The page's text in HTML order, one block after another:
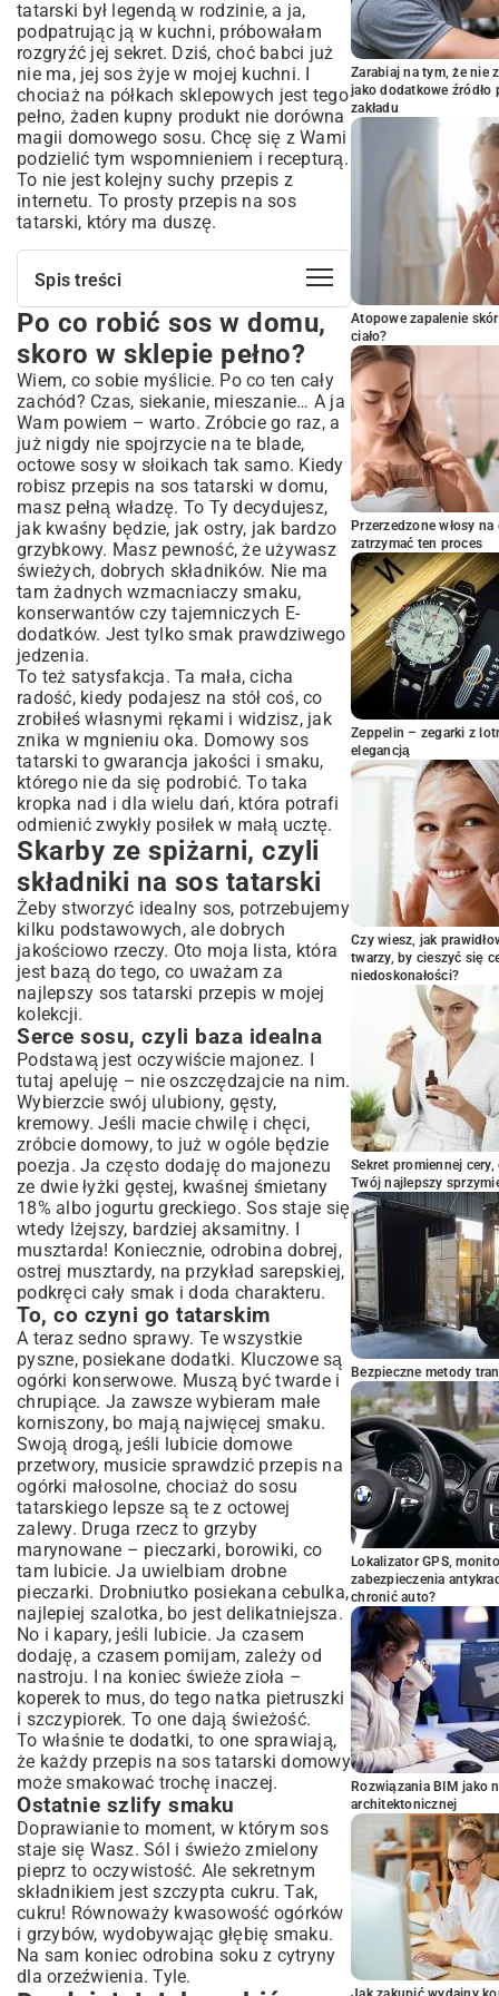
tatarski był legendą w rodzinie, a ja,
podpatrując ją w kuchni, próbowałam
rozgryźć jej sekret. Dziś, choć babci już
nie ma, jej sos żyje w mojej kuchni. I
chociaż na półkach sklepowych jest tego
pełno, żaden kupny produkt nie dorówna
magii domowego sosu. Chcę się z Wami
podzielić tym wspomnieniem i recepturą.
To nie jest kolejny suchy przepis z
internetu. To prosty przepis na sos
tatarski, który ma duszę.
Spis treści
Po co robić sos w domu, skoro w sklepie
pełno?
Skarby ze spiżarni, czyli składniki na sos
tatarski
Serce sosu, czyli baza idealna
To, co czyni go tatarskim
Ostatnie szlify smaku
Do dzieła! Jak zrobić sos tatarski krok
po kroku
Sos tatarski na Twoją modłę
Z czym to się je? Moje ulubione
połączenia
Kilka praktycznych rad i pytań
Teraz Twoja kolej!
Po co robić sos w domu,
skoro w sklepie pełno?
Wiem, co sobie myślicie. Po co ten cały
zachód? Czas, siekanie, mieszanie… A ja
Wam powiem – warto. Zróbcie go raz, a
już nigdy nie spojrzycie na te blade,
octowe sosy w słoikach tak samo. Kiedy
robisz przepis na sos tatarski w domu,
masz pełną władzę. To Ty decydujesz,
jak kwaśny będzie, jak ostry, jak bardzo
grzybkowy. Masz pewność, że używasz
świeżych, dobrych składników. Nie ma
tam żadnych wzmacniaczy smaku,
konserwantów czy tajemniczych E-
dodatków. Jest tylko smak prawdziwego
jedzenia.
To też satysfakcja. Ta mała, cicha
radość, kiedy podajesz na stół coś, co
zrobiłeś własnymi rękami i widzisz, jak
znika w mgnieniu oka. Domowy sos
tatarski to gwarancja jakości i smaku,
którego nie da się podrobić. To taka
kropka nad i dla wielu dań, która potrafi
odmienić zwykły posiłek w małą ucztę.
Skarby ze spiżarni, czyli
składniki na sos tatarski
Żeby stworzyć idealny sos, potrzebujemy
kilku podstawowych, ale dobrych
jakościowo rzeczy. Oto moja lista, która
jest bazą do tego, co uważam za
najlepszy sos tatarski przepis w mojej
kolekcji.
Serce sosu, czyli baza idealna
Podstawą jest oczywiście majonez. I
tutaj apeluję – nie oszczędzajcie na nim.
Wybierzcie swój ulubiony, gęsty,
kremowy. Jeśli macie chwilę i chęci,
zróbcie domowy, to już w ogóle będzie
poezja. Ja często dodaję do majonezu
ze dwie łyżki gęstej, kwaśnej śmietany
18% albo jogurtu greckiego. Sos staje się
wtedy lżejszy, bardziej aksamitny. I
musztarda! Koniecznie, odrobina dobrej,
ostrej musztardy, na przykład sarepskiej,
podkręci cały smak i doda charakteru.
To, co czyni go tatarskim
A teraz sedno sprawy. Te wszystkie
pyszne, posiekane dodatki. Kluczowe są
ogórki konserwowe. Muszą być twarde i
chrupiące. Ja zawsze wybieram małe
korniszony, bo mają najwięcej smaku.
Swoją drogą, jeśli lubicie domowe
przetwory, musicie sprawdzić przepis na
ogórki małosolne, chociaż do sosu
tatarskiego lepsze są te z octowej
zalewy. Druga rzecz to grzyby
marynowane – pieczarki, borowiki, co
tam lubicie. Ja uwielbiam drobne
pieczarki. Drobniutko posiekana cebulka,
najlepiej szalotka, bo jest delikatniejsza.
No i kapary, jeśli lubicie. Ja czasem
dodaję, a czasem pomijam, zależy od
nastroju. I na koniec świeże zioła –
koperek to mus, do tego natka pietruszki
i szczypiorek. To one dają świeżość.
To właśnie te dodatki, to one sprawiają,
że każdy przepis na sos tatarski domowy
może smakować trochę inaczej.
Ostatnie szlify smaku
Doprawianie to moment, w którym sos
staje się Wasz. Sól i świeżo zmielony
pieprz to oczywistość. Ale sekretnym
składnikiem jest szczypta cukru. Tak,
cukru! Równoważy kwasowość ogórków
i grzybów, wydobywając głębię smaku.
Na sam koniec odrobina soku z cytryny
dla orzeźwienia. Tyle.
Zarabiaj na tym, że nie
jako dodatkowe
zakładu
Atopowe zapalenie
ciało?
Przerzedzone włosy
zatrzymać ten proces
Zeppelin – zegarki z
elegancją
Czy wiesz, jak
twarzy, by cieszyć się
niedoskonałości?
Sekret promiennej
Twój najlepszy
Bezpieczne metody
Lokalizator GPS,
zabezpieczenia
chronić auto?
Rozwiązania BIM jako
architektonicznej